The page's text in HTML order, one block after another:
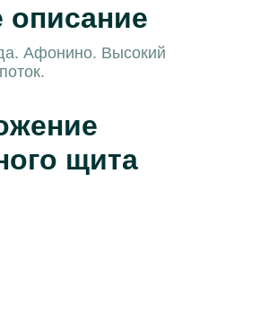
описание
Афонино. Высокий
щита